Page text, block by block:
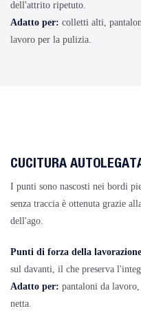
dell'attrito ripetuto.
Adatto per: colletti alti,
lavoro per la pulizia.
CUCITURA
I punti sono nascosti nei bordi
senza traccia è ottenuta grazie
dell'ago.
Punti di forza della
sul davanti, il che preserva
Adatto per: pantaloni da
netta.